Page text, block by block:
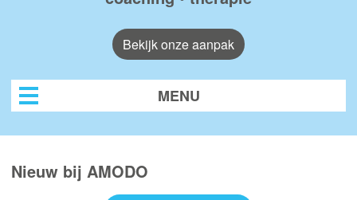
Bekijk onze aanpak
MENU
Nieuw bij AMODO